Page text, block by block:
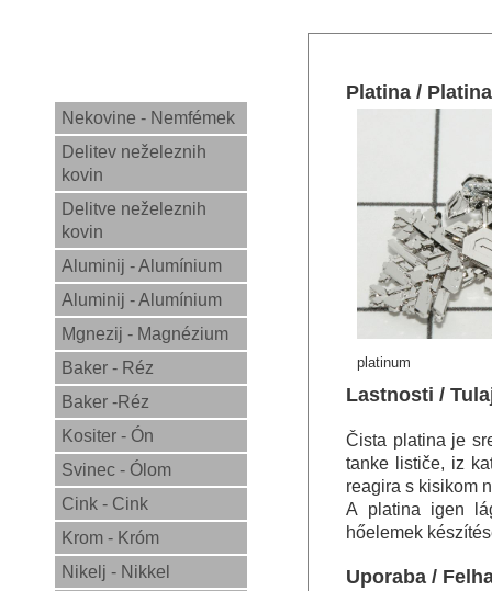
Nekovine - Nemfémek
Delitev neželeznih
kovin
Delitve neželeznih
kovin
Aluminij - Alumínium
Aluminij - Alumínium
Mgnezij - Magnézium
Baker - Réz
Baker -Réz
Kositer - Ón
Svinec - Ólom
Cink - Cink
Krom - Króm
Nikelj - Nikkel
Platina / Platina
platinum
Lastnosti /
Čista platina je
tanke lističe, iz
reagira s kisikom
A platina igen
hőelemek
Uporaba /